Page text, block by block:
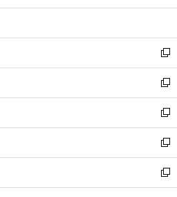
開
ウ
開
く
ン
ウ
で
開
く
ウ
ン
ド
ウ
で
開
く
新
し
い
ウ
ィ
ン
ド
ウ
で
開
新
し
い
ウ
ィ
ン
ド
ウ
新
し
い
ウ
ィ
ン
新
し
い
ウ
新
し